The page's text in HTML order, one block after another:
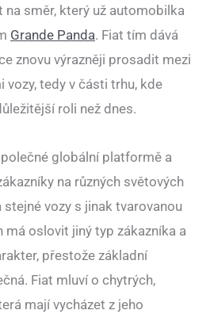
na směr, který už automobilka
Grande Panda. Fiat tím dává
znovu výrazněji prosadit mezi
tedy v části trhu, kde
roli než dnes.
globální platformě a
na různých světových
vozy s jinak tvarovanou
má oslovit jiný typ zákazníka a
přestože základní
Fiat mluví o chytrých,
mají vycházet z jeho